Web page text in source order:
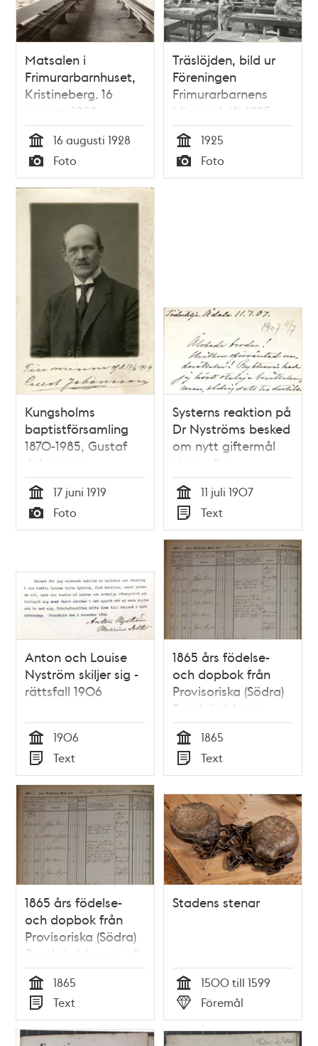
Matsalen i
Frimurarbarnhuset,
Kristineberg. 16
augusti 1928
Tid
16 augusti 1928
Typ
Foto
Träslöjden, bild ur
Föreningen
Frimurarbarnens
Minnesskrift 1925.
Tid
1925
Typ
Foto
Kungsholms
baptistförsamling
1870-1985, Gustaf
Johansson
Tid
17 juni 1919
Typ
Foto
Systerns reaktion på
Dr Nyströms besked
om nytt giftermål
strax efter
skilsmässan - brev
1907
Tid
11 juli 1907
Typ
Text
Anton och Louise
Nyström skiljer sig -
rättsfall 1906
Tid
1906
Typ
Text
1865 års födelse-
och dopbok från
Provisoriska (Södra)
Barnbördshuset,
februari-juni
Tid
1865
Typ
Text
1865 års födelse-
och dopbok från
Provisoriska (Södra)
Barnbördshuset, juli-
december
Tid
1865
Typ
Text
Stadens stenar
Tid
1500 till 1599
Typ
Föremål